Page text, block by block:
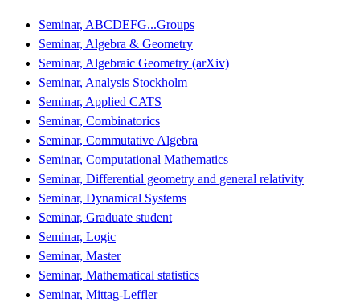
Seminar, ABCDEFG...Groups
Seminar, Algebra & Geometry
Seminar, Algebraic Geometry (arXiv)
Seminar, Analysis Stockholm
Seminar, Applied CATS
Seminar, Combinatorics
Seminar, Commutative Algebra
Seminar, Computational Mathematics
Seminar, Differential geometry and general relativity
Seminar, Dynamical Systems
Seminar, Graduate student
Seminar, Logic
Seminar, Master
Seminar, Mathematical statistics
Seminar, Mittag-Leffler